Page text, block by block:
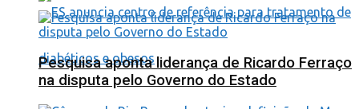
Pesquisa aponta liderança de Ricardo Ferraço
na disputa pelo Governo do Estado